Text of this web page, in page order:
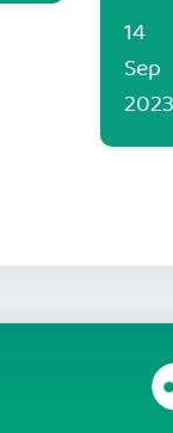
14
Sep
2023